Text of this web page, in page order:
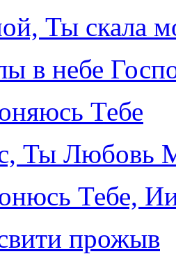
Ты скала
в небе
Тебе
Ты Любовь
Тебе,
прожыв